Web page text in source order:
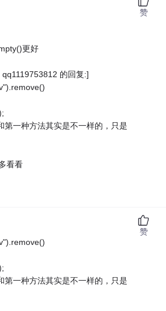
更好
的回复:]
第一种方法其实是不一样的，只是
看看
赞
第一种方法其实是不一样的，只是
赞